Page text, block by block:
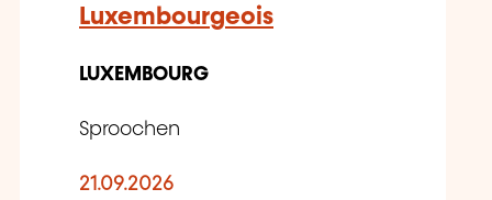
Luxembourgeois
LUXEMBOURG
Sproochen
21.09.2026